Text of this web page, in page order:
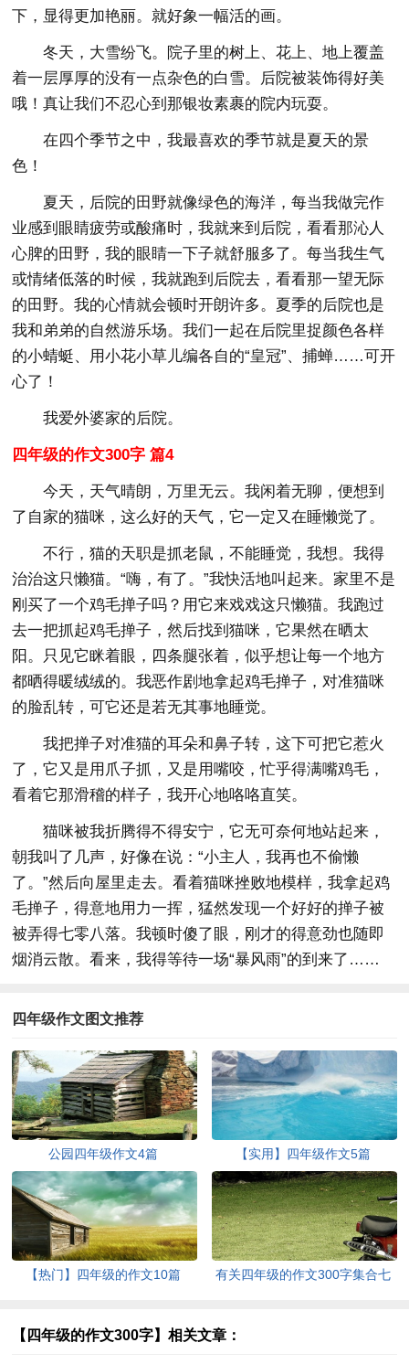
下，显得更加艳丽。就好象一幅活的画。
冬天，大雪纷飞。院子里的树上、花上、地上覆盖
着一层厚厚的没有一点杂色的白雪。后院被装饰得好美
哦！真让我们不忍心到那银妆素裹的院内玩耍。
在四个季节之中，我最喜欢的季节就是夏天的景
色！
夏天，后院的田野就像绿色的海洋，每当我做完作
业感到眼睛疲劳或酸痛时，我就来到后院，看看那沁人
心脾的田野，我的眼睛一下子就舒服多了。每当我生气
或情绪低落的时候，我就跑到后院去，看看那一望无际
的田野。我的心情就会顿时开朗许多。夏季的后院也是
我和弟弟的自然游乐场。我们一起在后院里捉颜色各样
的小蜻蜓、用小花小草儿编各自的“皇冠”、捕蝉……可开
心了！
我爱外婆家的后院。
四年级的作文300字 篇4
今天，天气晴朗，万里无云。我闲着无聊，便想到
了自家的猫咪，这么好的天气，它一定又在睡懒觉了。
不行，猫的天职是抓老鼠，不能睡觉，我想。我得
治治这只懒猫。“嗨，有了。”我快活地叫起来。家里不是
刚买了一个鸡毛掸子吗？用它来戏戏这只懒猫。我跑过
去一把抓起鸡毛掸子，然后找到猫咪，它果然在晒太
阳。只见它眯着眼，四条腿张着，似乎想让每一个地方
都晒得暖绒绒的。我恶作剧地拿起鸡毛掸子，对准猫咪
的脸乱转，可它还是若无其事地睡觉。
我把掸子对准猫的耳朵和鼻子转，这下可把它惹火
了，它又是用爪子抓，又是用嘴咬，忙乎得满嘴鸡毛，
看着它那滑稽的样子，我开心地咯咯直笑。
猫咪被我折腾得不得安宁，它无可奈何地站起来，
朝我叫了几声，好像在说：“小主人，我再也不偷懒
了。”然后向屋里走去。看着猫咪挫败地模样，我拿起鸡
毛掸子，得意地用力一挥，猛然发现一个好好的掸子被
被弄得七零八落。我顿时傻了眼，刚才的得意劲也随即
烟消云散。看来，我得等待一场“暴风雨”的到来了……
四年级作文图文推荐
公园四年级作文4篇 【实用】四年级作文5篇
【热门】四年级的作文10篇
有关四年级的作文300字集合七
【四年级的作文300字】相关文章：